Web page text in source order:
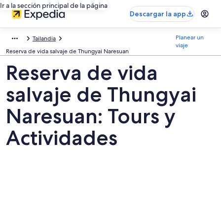
Ir a la sección principal de la página
Descargar la app
Tailandia
Reserva de vida salvaje de Thungyai Naresuan
Planear un
viaje
Reserva de vida
salvaje de Thungyai
Naresuan: Tours y
Actividades